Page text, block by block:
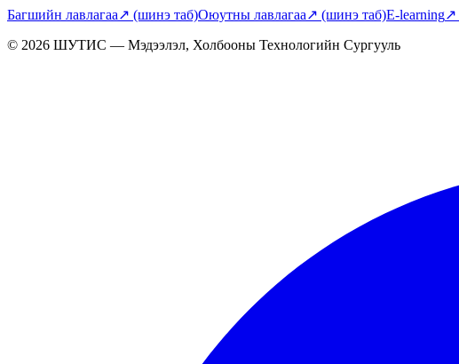
Багшийн лавлагаа↗ (шинэ таб)Оюутны лавлагаа↗ (шинэ таб)E-learning↗
© 2026 ШУТИС — Мэдээлэл, Холбооны Технологийн Сургууль